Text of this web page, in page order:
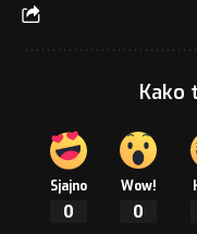
Kako
Sjajno
0
Wow!
0